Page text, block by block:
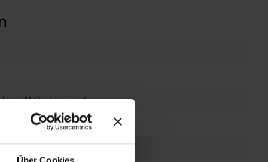
11 Professional
Display